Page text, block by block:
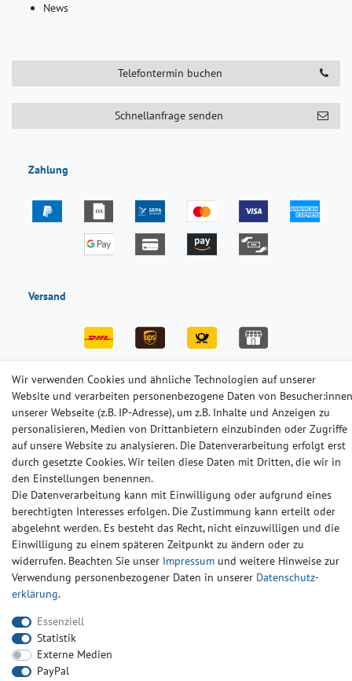
News
Telefontermin buchen
Schnellanfrage senden
Zahlung
Versand
Impressum Daten­schutz­erklärung AGB
Barrierefreiheitserklärung Widerrufs­recht Kontakt
Wir verwenden Cookies und ähnliche Technologien auf unserer
Website und verarbeiten personenbezogene Daten von Besucher:innen
unserer Webseite (z.B. IP-Adresse), um z.B. Inhalte und Anzeigen zu
personalisieren, Medien von Drittanbietern einzubinden oder Zugriffe
auf unsere Website zu analysieren. Die Datenverarbeitung erfolgt erst
durch gesetzte Cookies. Wir teilen diese Daten mit Dritten, die wir in
den Einstellungen benennen.
Die Datenverarbeitung kann mit Einwilligung oder aufgrund eines
berechtigten Interesses erfolgen. Die Zustimmung kann erteilt oder
abgelehnt werden. Es besteht das Recht, nicht einzuwilligen und die
Einwilligung zu einem späteren Zeitpunkt zu ändern oder zu
widerrufen. Beachten Sie unser Impressum und weitere Hinweise zur
Verwendung personenbezogener Daten in unserer Daten­schutz­
erklärung.
Essenziell
Statistik
Externe Medien
PayPal
© Copyright 2024-2025 | Alle Rechte vorbehalten.
Widerrufs­recht Widerrufs­formular Impressum